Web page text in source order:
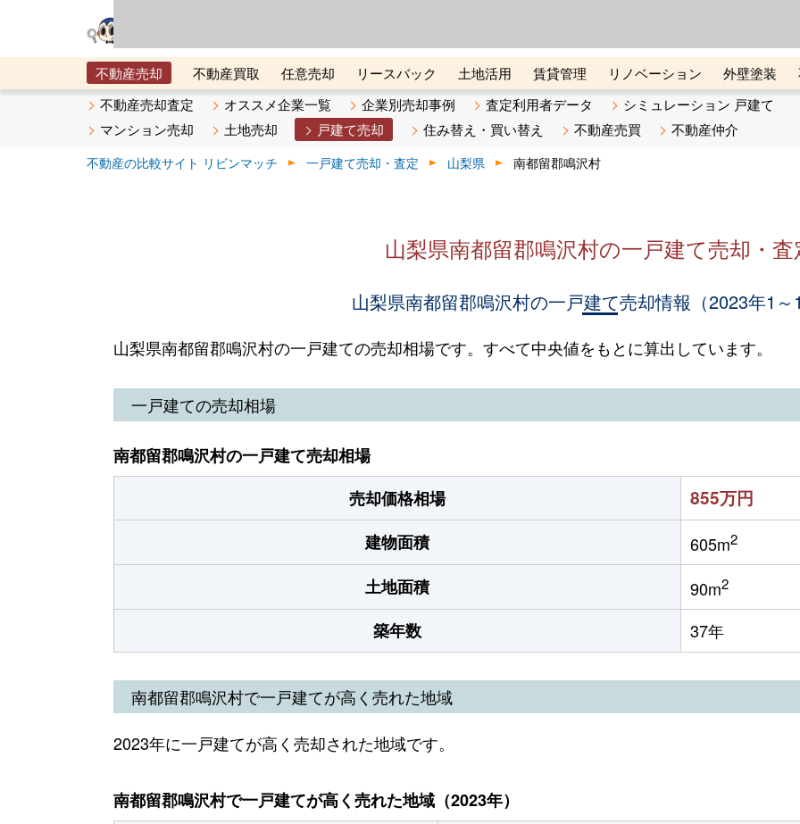
不動産売却 不動産買取 任意売却 リースバック 土地活用 賃貸管理 リノベーション 外壁塗装
メタ住宅展示場
ベスト不動産カンパニー オンライン講座 リビンマガジンBiz 不動産売却ご相談デスク
不動産売却査定 オススメ企業一覧 企業別売却事例 査定利用者データ
シミュレーション 戸建て
マンション売却
土地売却 戸建て売却 住み替え・買い替え 不動産売買 不動産仲介
不動産の比較サイト リビンマッチ 一戸建て売却・査定 山梨県 南都留郡鳴沢村
山梨県南都留郡鳴沢村の一戸建て売却・査
山梨県南都留郡鳴沢村の一戸建て売却情報（2023年1～
山梨県南都留郡鳴沢村の一戸建ての売却相場です。すべて中央値をもとに算出しています。
一戸建ての売却相場
南都留郡鳴沢村の一戸建て売却相場
売却価格相場
855万円
建物面積 605m2
土地面積 90m2
築年数 37年
南都留郡鳴沢村で一戸建てが高く売れた地域
2023年に一戸建てが高く売却された地域です。
南都留郡鳴沢村で一戸建てが高く売れた地域（2023年）